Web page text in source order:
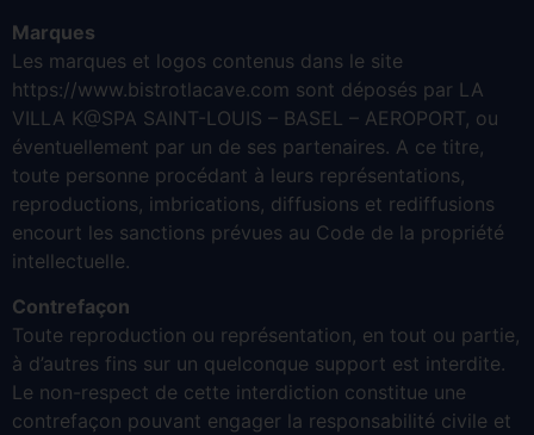
Marques
Les marques et logos contenus dans le site
https://www.bistrotlacave.com sont déposés par LA
VILLA K@SPA SAINT-LOUIS – BASEL – AEROPORT, ou
éventuellement par un de ses partenaires. A ce titre,
toute personne procédant à leurs représentations,
reproductions, imbrications, diffusions et rediffusions
encourt les sanctions prévues au Code de la propriété
intellectuelle.
Contrefaçon
Toute reproduction ou représentation, en tout ou partie,
à d’autres fins sur un quelconque support est interdite.
Le non-respect de cette interdiction constitue une
contrefaçon pouvant engager la responsabilité civile et